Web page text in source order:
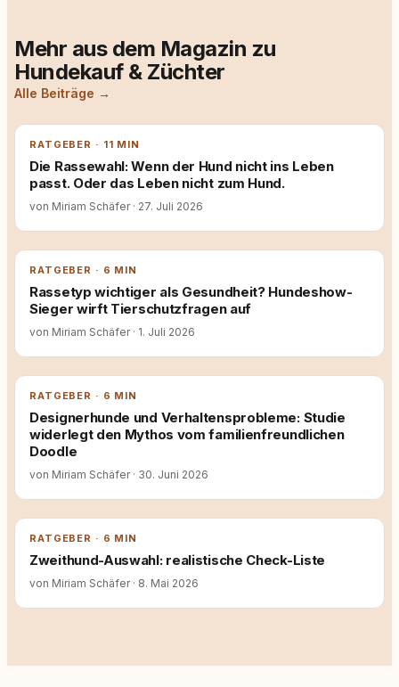
Mehr aus dem Magazin zu
Hundekauf & Züchter
Alle Beiträge →
RATGEBER · 11 MIN
Die Rassewahl: Wenn der Hund nicht ins Leben
passt. Oder das Leben nicht zum Hund.
von Miriam Schäfer · 27. Juli 2026
RATGEBER · 6 MIN
Rassetyp wichtiger als Gesundheit? Hundeshow-
Sieger wirft Tierschutzfragen auf
von Miriam Schäfer · 1. Juli 2026
RATGEBER · 6 MIN
Designerhunde und Verhaltensprobleme: Studie
widerlegt den Mythos vom familienfreundlichen
Doodle
von Miriam Schäfer · 30. Juni 2026
RATGEBER · 6 MIN
Zweithund-Auswahl: realistische Check-Liste
von Miriam Schäfer · 8. Mai 2026